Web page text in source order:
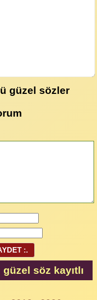
güzel sözler
:.
söz kayıtlı